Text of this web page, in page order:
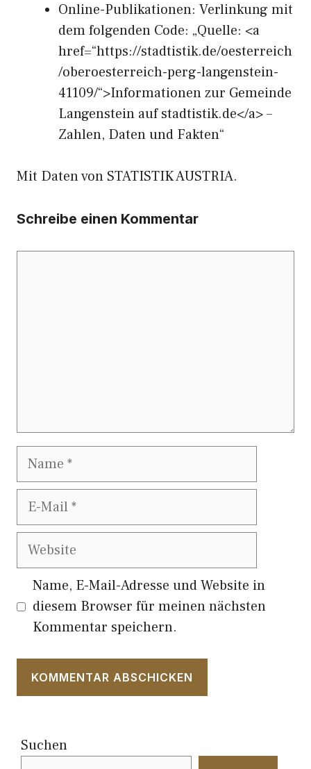
Online-Publikationen: Verlinkung mit
dem folgenden Code: „Quelle: <a
href=“https://stadtistik.de/oesterreich
/oberoesterreich-perg-langenstein-
41109/“>Informationen zur Gemeinde
Langenstein auf stadtistik.de</a> –
Zahlen, Daten und Fakten“
Mit Daten von STATISTIK AUSTRIA.
Schreibe einen Kommentar
Name
E-
Website
Name, E-Mail-Adresse und Website in
diesem Browser für meinen nächsten
Kommentar speichern.
Suchen